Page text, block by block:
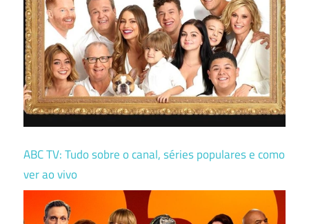
ABC TV: Tudo sobre o canal, séries populares e como
ver ao vivo